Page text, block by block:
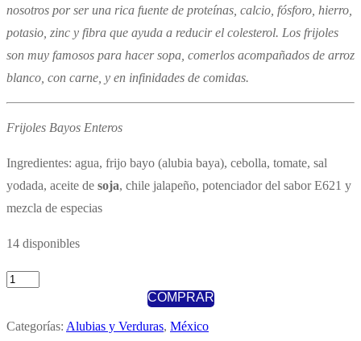
nosotros por ser una rica fuente de proteínas, calcio, fósforo, hierro,
potasio, zinc y fibra que ayuda a reducir el colesterol. Los frijoles
son muy famosos para hacer sopa, comerlos acompañados de arroz
blanco, con carne, y en infinidades de comidas.
Frijoles Bayos Enteros
Ingredientes: agua, frijo bayo (alubia baya), cebolla, tomate, sal
yodada, aceite de soja, chile jalapeño, potenciador del sabor E621 y
mezcla de especias
14 disponibles
La
Frijoles
COMPRAR
Categorías: Alubias y Verduras, México